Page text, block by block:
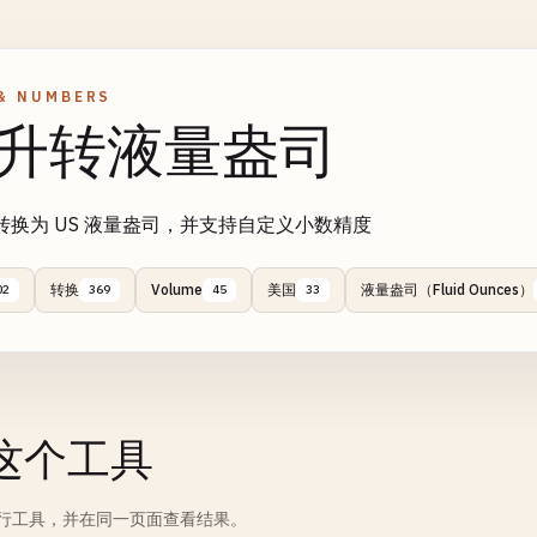
NUMBERS
转液量盎司
换为 US 液量盎司，并支持自定义小数精度
转换 369 Volume 45 美国 33 液量盎司（Fluid Ounces）
个工具
工具，并在同一页面查看结果。